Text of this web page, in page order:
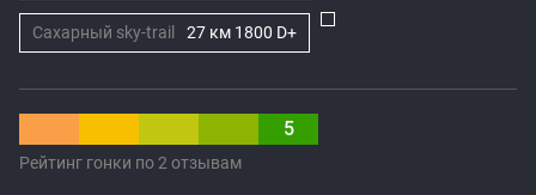
5
Рейтинг гонки по 2 отзывам
Сахарный sky-trail 27 км 1800 D+